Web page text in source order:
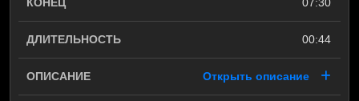
00:44
Открыть описание